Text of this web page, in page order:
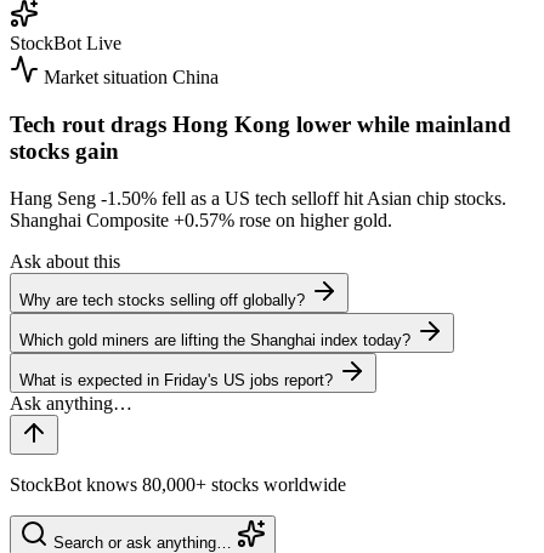
StockBot Live
Market situation China
Tech rout drags Hong Kong lower while mainland
stocks gain
Hang Seng -1.50% fell as a US tech selloff hit Asian chip stocks.
Shanghai Composite +0.57% rose on higher gold.
Ask about this
Why are tech stocks selling off globally?
Which gold miners are lifting the Shanghai index today?
What is expected in Friday's US jobs report?
StockBot knows 80,000+ stocks worldwide
Search or ask anything…